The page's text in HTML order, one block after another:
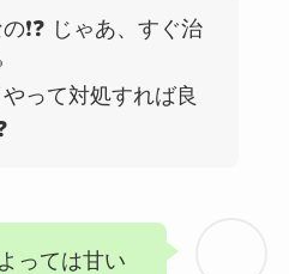
❗❓ じゃあ、すぐ治
って対処すれば良
っては甘い